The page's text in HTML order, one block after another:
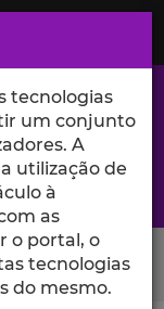
Iscte
tecnologias
um conjunto
A
utilização de
à
as
o portal, o
tecnologias
do mesmo.